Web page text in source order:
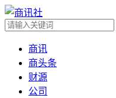
商讯
商头条
财源
公司